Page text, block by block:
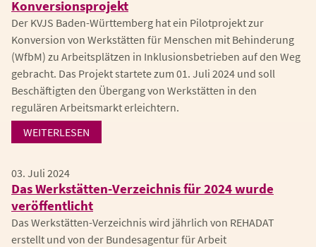
Konversionsprojekt
Der KVJS Baden-Württemberg hat ein Pilotprojekt zur
Konversion von Werkstätten für Menschen mit Behinderung
(WfbM) zu Arbeitsplätzen in Inklusionsbetrieben auf den Weg
gebracht. Das Projekt startete zum 01. Juli 2024 und soll
Beschäftigten den Übergang von Werkstätten in den
regulären Arbeitsmarkt erleichtern.
WEITERLESEN
03. Juli 2024
Das Werkstätten-Verzeichnis für 2024 wurde
veröffentlicht
Das Werkstätten-Verzeichnis wird jährlich von REHADAT
erstellt und von der Bundesagentur für Arbeit